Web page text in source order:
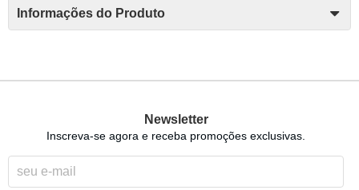
Informações do Produto
Newsletter
Inscreva-se agora e receba promoções exclusivas.